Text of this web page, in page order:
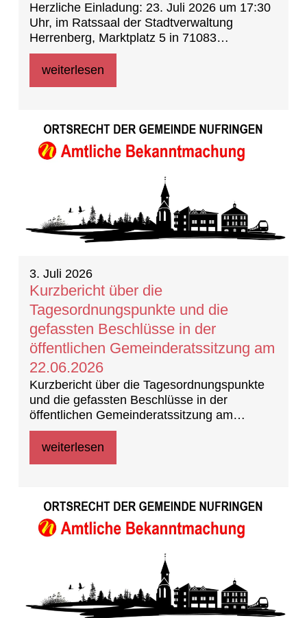
Herzliche Einladung: 23. Juli 2026 um 17:30
Uhr, im Ratssaal der Stadtverwaltung
Herrenberg, Marktplatz 5 in 71083
Herrenberg
weiterlesen
3. Juli 2026
Kurzbericht über die
Tagesordnungspunkte und die
gefassten Beschlüsse in der
öffentlichen Gemeinderatssitzung am
22.06.2026
Kurzbericht über die Tagesordnungspunkte
und die gefassten Beschlüsse in der
öffentlichen Gemeinderatssitzung am
22.06.2026 (Beschlussprotokoll)
weiterlesen